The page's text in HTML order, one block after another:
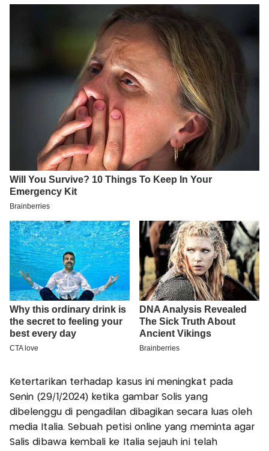
Ketertarikan terhadap kasus ini meningkat pada
Senin (29/1/2024) ketika gambar Solis yang
dibelenggu di pengadilan dibagikan secara luas oleh
media Italia. Sebuah petisi online yang meminta agar
Salis dibawa kembali ke Italia sejauh ini telah